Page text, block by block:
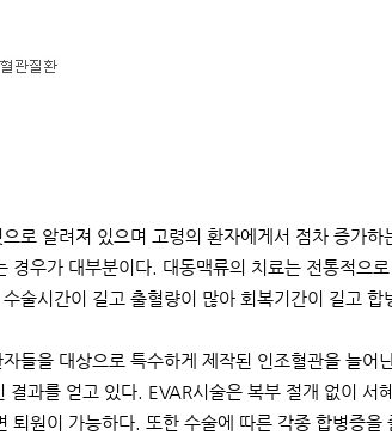
로 알려져 있으며 고령의 환자에게서 점차 증가하
우가 대부분이다. 대동맥류의 치료는 전통적으
술시간이 길고 출혈량이 많아 회복기간이 길고
들을 대상으로 특수하게 제작된 인조혈관을 늘어
과를 얻고 있다. EVAR시술은 복부 절개 없이 서
원이 가능하다. 또한 수술에 따른 각종 합병증을